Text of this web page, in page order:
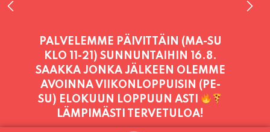
PALVELEMME TÄNÄÄN:
TORSTAI 11:00 - 21:00
PALVELEMME PÄIVITTÄIN (MA-SU
KLO 11-21) SUNNUNTAIHIN 16.8.
SAAKKA JONKA JÄLKEEN OLEMME
AVOINNA VIIKONLOPPUISIN (PE-